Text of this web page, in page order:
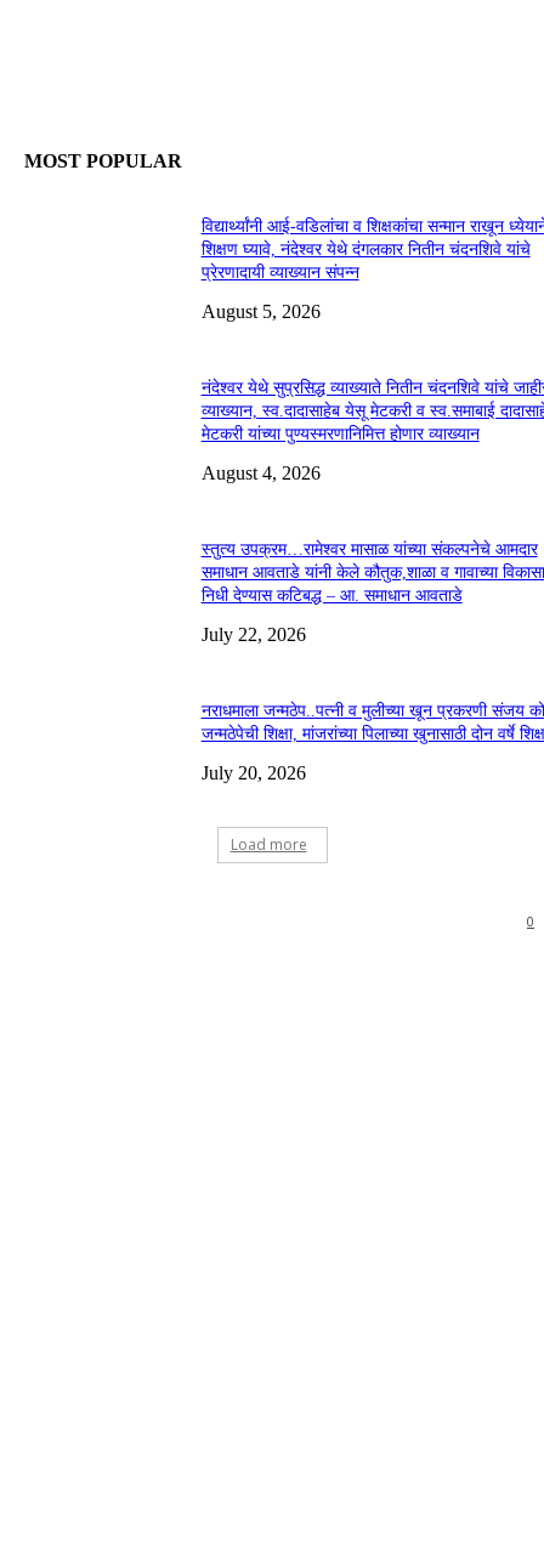
MOST POPULAR
विद्यार्थ्यांनी आई-वडिलांचा व शिक्षकांचा सन्मान राखून
शिक्षण घ्यावे, नंदेश्वर येथे दंगलकार नितीन चंदनशिवे यांचे
प्रेरणादायी व्याख्यान संपन्न
August 5, 2026
नंदेश्वर येथे सुप्रसिद्ध व्याख्याते नितीन चंदनशिवे यांचे
व्याख्यान, स्व.दादासाहेब येसू मेटकरी व स्व.समाबाई
मेटकरी यांच्या पुण्यस्मरणानिमित्त होणार व्याख्यान
August 4, 2026
स्तुत्य उपक्रम…रामेश्वर मासाळ यांच्या संकल्पनेचे आमदार
समाधान आवताडे यांनी केले कौतुक,शाळा व गावाच्या
निधी देण्यास कटिबद्ध – आ. समाधान आवताडे
July 22, 2026
नराधमाला जन्मठेप..पत्नी व मुलीच्या खून प्रकरणी संजय
जन्मठेपेची शिक्षा, मांजरांच्या पिलाच्या खुनासाठी दोन वर्षे
July 20, 2026
Load more
0